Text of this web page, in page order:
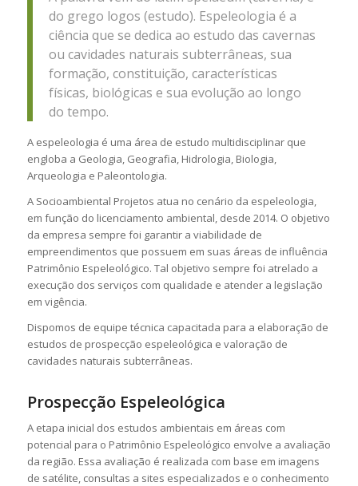
do grego logos (estudo). Espeleologia é a
ciência que se dedica ao estudo das cavernas
ou cavidades naturais subterrâneas, sua
formação, constituição, características
físicas, biológicas e sua evolução ao longo
do tempo.
A espeleologia é uma área de estudo multidisciplinar que
engloba a Geologia, Geografia, Hidrologia, Biologia,
Arqueologia e Paleontologia.
A Socioambiental Projetos atua no cenário da espeleologia,
em função do licenciamento ambiental, desde 2014. O objetivo
da empresa sempre foi garantir a viabilidade de
empreendimentos que possuem em suas áreas de influência
Patrimônio Espeleológico. Tal objetivo sempre foi atrelado a
execução dos serviços com qualidade e atender a legislação
em vigência.
Dispomos de equipe técnica capacitada para a elaboração de
estudos de prospecção espeleológica e valoração de
cavidades naturais subterrâneas.
Prospecção Espeleológica
A etapa inicial dos estudos ambientais em áreas com
potencial para o Patrimônio Espeleológico envolve a avaliação
da região. Essa avaliação é realizada com base em imagens
de satélite, consultas a sites especializados e o conhecimento